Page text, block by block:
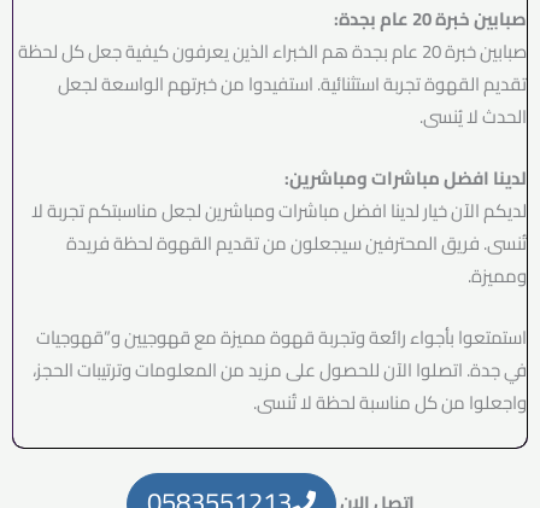
صبابين خبرة 20 عام بجدة:
صبابين خبرة 20 عام بجدة هم الخبراء الذين يعرفون كيفية جعل كل لحظة
تقديم القهوة تجربة استثنائية. استفيدوا من خبرتهم الواسعة لجعل
الحدث لا يُنسى.
لدينا افضل مباشرات ومباشرين:
لديكم الآن خيار لدينا افضل مباشرات ومباشرين لجعل مناسبتكم تجربة لا
تُنسى. فريق المحترفين سيجعلون من تقديم القهوة لحظة فريدة
ومميزة.
استمتعوا بأجواء رائعة وتجربة قهوة مميزة مع قهوجيين و”قهوجيات
في جدة. اتصلوا الآن للحصول على مزيد من المعلومات وترتيبات الحجز،
واجعلوا من كل مناسبة لحظة لا تُنسى.